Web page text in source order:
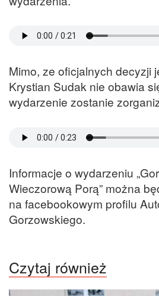
Mimo, ze oficjalnych decyzji
Krystian Sudak nie obawia
wydarzenie zostanie
Informacje o wydarzeniu
Wieczorową Porą” można
na facebookowym profilu
Gorzowskiego.
Czytaj również